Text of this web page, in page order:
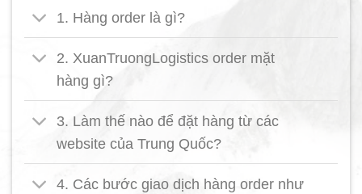
1. Hàng order là gì?
2. XuanTruongLogistics order mặt
hàng gì?
3. Làm thế nào để đặt hàng từ các
website của Trung Quốc?
4. Các bước giao dịch hàng order như